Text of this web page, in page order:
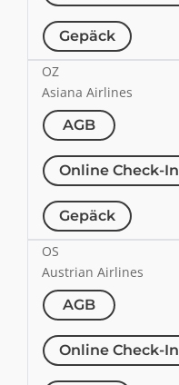
Gepäck
OZ
Asiana Airlines
AGB
Online Check-In
Gepäck
OS
Austrian Airlines
AGB
Online Check-In